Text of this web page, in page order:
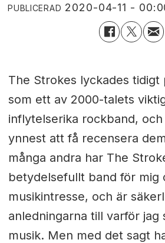
PUBLICERAD 2020-04-11 -
The Strokes lyckades tidigt
som ett av 2000-talets
inflytelserika rockband,
ynnest att få recensera
många andra har The
betydelsefullt band för mig
musikintresse, och är
anledningarna till varför jag
musik. Men med det sagt